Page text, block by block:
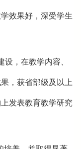
效果好，深受学生
，在教学内容、
，获省部级及以上
发表教育教学研究